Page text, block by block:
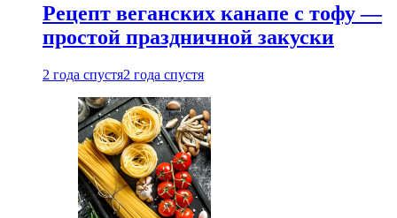
Рецепт веганских канапе с тофу —
простой праздничной закуски
2 года спустя2 года спустя